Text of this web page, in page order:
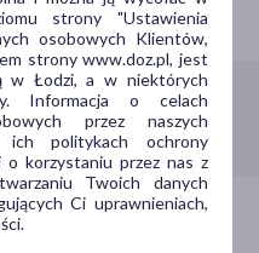
800 110 110
porady farmaceuty.
7 dni w tygodniu,
strony "Ustawienia
osobowych Klientów,
strony www.doz.pl, jest
w Łodzi, a w niektórych
Informacja o celach
przez naszych
politykach ochrony
o korzystaniu przez nas z
Twoich danych
Ci uprawnieniach,